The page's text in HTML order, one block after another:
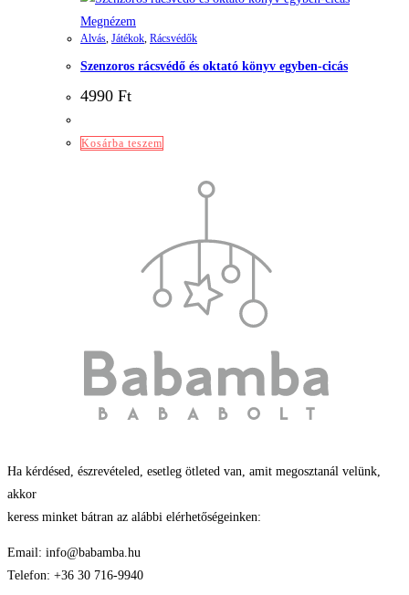
Megnézem
Alvás, Játékok, Rácsvédők
Szenzoros rácsvédő és oktató könyv egyben-cicás
4990 Ft
Kosárba teszem
Ha kérdésed, észrevételed, esetleg ötleted van, amit megosztanál velünk,
akkor
keress minket bátran az alábbi elérhetőségeinken:
Email: info@babamba.hu
Telefon: +36 30 716-9940